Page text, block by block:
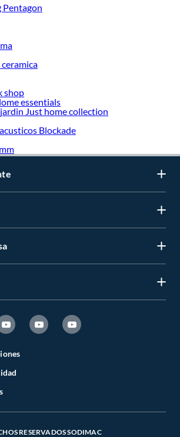
Pentagon
shop
essentials
Just home collection
Blockade
RESERVADOS SODIMAC